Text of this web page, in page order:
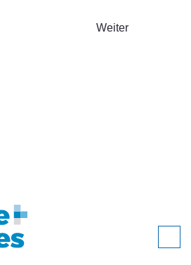
Weiter